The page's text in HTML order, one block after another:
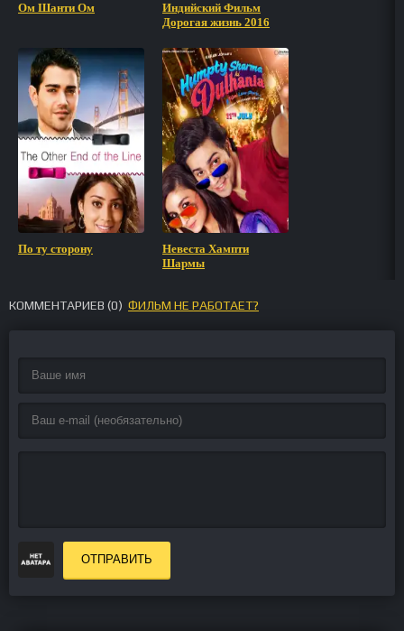
Ом Шанти Ом
Индийский Фильм
Дорогая жизнь 2016
По ту сторону
Невеста Хампти
Шармы
КОММЕНТАРИЕВ (0) ФИЛЬМ НЕ РАБОТАЕТ?
ОТПРАВИТЬ